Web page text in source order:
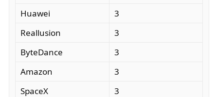
Huawei
3
Reallusion
3
ByteDance
3
Amazon
3
SpaceX
3